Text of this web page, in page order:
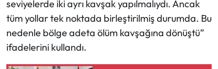
seviyelerde iki ayrı kavşak yapılmalıydı. Ancak
tüm yollar tek noktada birleştirilmiş durumda. Bu
nedenle bölge adeta ölüm kavşağına dönüştü”
ifadelerini kullandı.
Sungurlu Haberleri
Turizm
Uğurludağ Haberleri